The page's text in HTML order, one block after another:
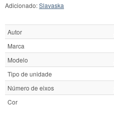
Adicionado:Slavaska
Autor
Marca
Modelo
Tipo de unidade
Número de eixos
Cor